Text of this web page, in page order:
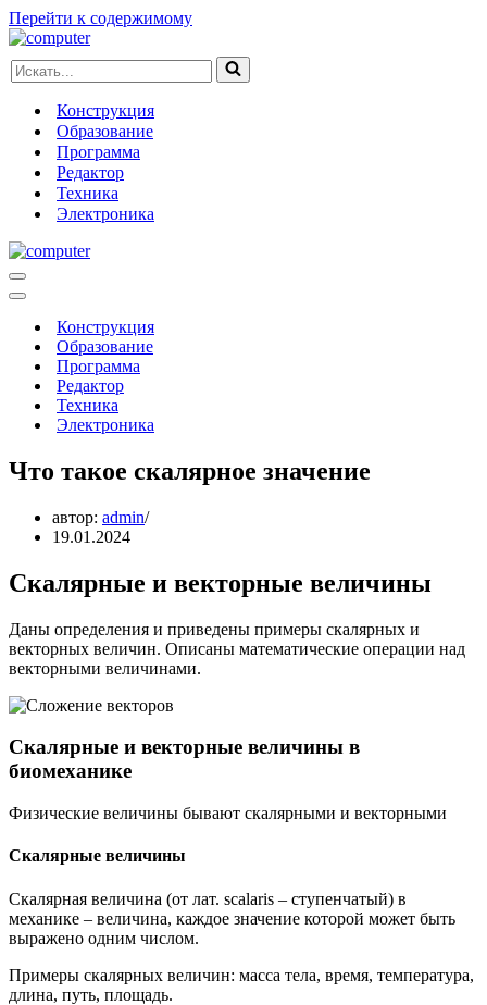
Перейти к содержимому
Искать...
Конструкция
Образование
Программа
Редактор
Техника
Электроника
Меню
навигации
Меню
навигацииКонструкция
Образование
Программа
Редактор
Техника
Электроника
Что такое скалярное значение
автор: admin
19.01.2024
Скалярные и векторные величины
Даны определения и приведены примеры скалярных и
векторных величин. Описаны математические операции над
векторными величинами.
Скалярные и векторные величины в
биомеханике
Физические величины бывают скалярными и векторными
Скалярные величины
Скалярная величина (от лат. scalaris – ступенчатый) в
механике – величина, каждое значение которой может быть
выражено одним числом.
Примеры скалярных величин: масса тела, время, температура,
длина, путь, площадь.